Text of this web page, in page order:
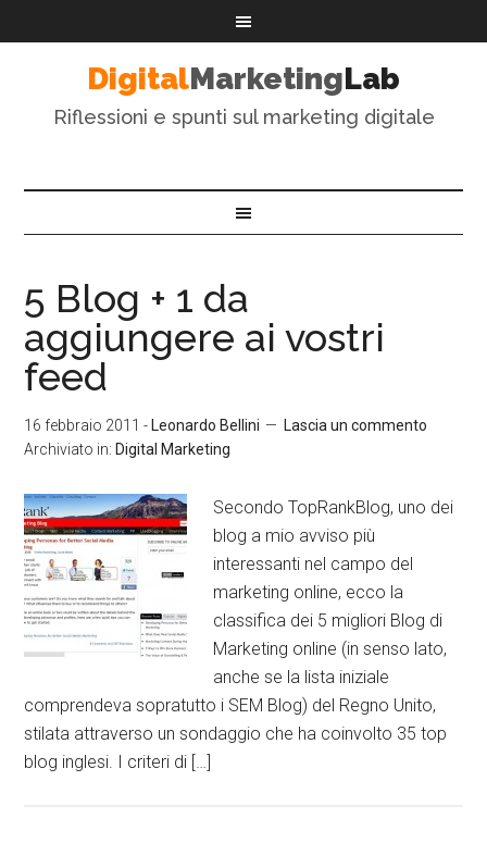
DigitalMarketingLab
Riflessioni e spunti sul marketing digitale
5 Blog + 1 da
aggiungere ai vostri
feed
16 febbraio 2011 - Leonardo Bellini
Lascia un commento
Archiviato in: Digital Marketing
Secondo TopRankBlog, uno dei
blog a mio avviso più
interessanti nel campo del
marketing online, ecco la
classifica dei 5 migliori Blog di
Marketing online (in senso lato,
anche se la lista iniziale
comprendeva sopratutto i SEM Blog) del Regno Unito,
stilata attraverso un sondaggio che ha coinvolto 35 top
blog inglesi. I criteri di […]